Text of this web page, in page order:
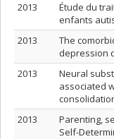
2013
Étude du
enfants
2013
The
depression
2013
Neural
associated
2013
Parenting,
Self-